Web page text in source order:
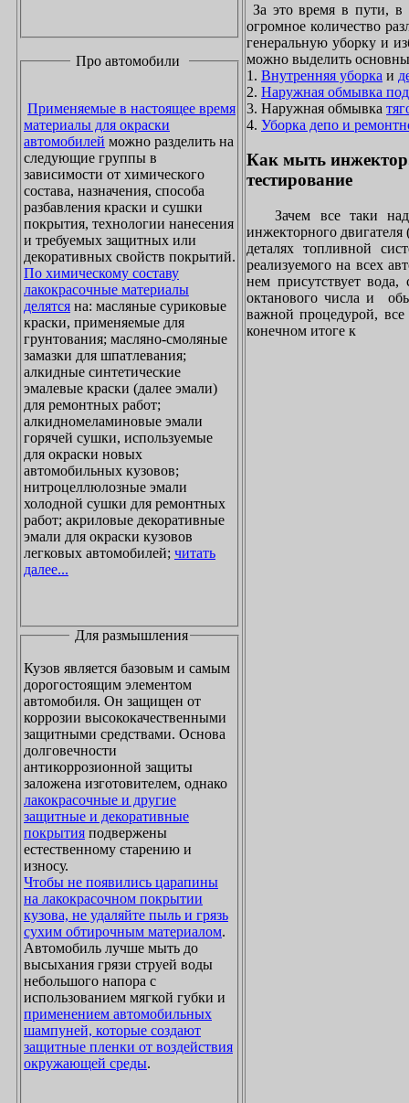
Про автомобили
Применяемые в настоящее время
материалы для окраски
автомобилей можно разделить на
следующие группы в
зависимости от химического
состава, назначения, способа
разбавления краски и сушки
покрытия, технологии нанесения
и требуемых защитных или
декоративных свойств покрытий.
По химическому составу
лакокрасочные материалы
делятся на: масляные суриковые
краски, применяемые для
грунтования; масляно-смоляные
замазки для шпатлевания;
алкидные синтетические
эмалевые краски (далее эмали)
для ремонтных работ;
алкидномеламиновые эмали
горячей сушки, используемые
для окраски новых
автомобильных кузовов;
нитроцеллюлозные эмали
холодной сушки для ремонтных
работ; акриловые декоративные
эмали для окраски кузовов
легковых автомобилей; читать
далее...
Для размышления
Кузов является базовым и самым
дорогостоящим элементом
автомобиля. Он защищен от
коррозии высококачественными
защитными средствами. Основа
долговечности
антикоррозионной защиты
заложена изготовителем, однако
лакокрасочные и другие
защитные и декоративные
покрытия подвержены
естественному старению и
износу.
Чтобы не появились царапины
на лакокрасочном покрытии
кузова, не удаляйте пыль и грязь
сухим обтирочным материалом.
Автомобиль лучше мыть до
высыхания грязи струей воды
небольшого напора с
использованием мягкой губки и
применением автомобильных
шампуней, которые создают
защитные пленки от воздействия
окружающей среды.
За это время в пути,
огромное количество
генеральную уборку и
можно выделить
1. Внутренняя уборка и
2. Наружная обмывка
3. Наружная обмывка
4. Уборка депо и
Как мыть
тестирование
Зачем все таки
инжекторного
деталях топливной
реализуемого на всех
нем присутствует
октанового числа и
важной процедурой, все
конечном итоге к